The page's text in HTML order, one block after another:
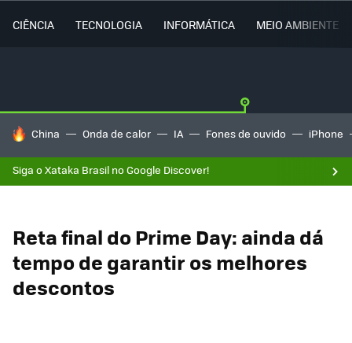
CIÊNCIA TECNOLOGIA INFORMÁTICA MEIO AMBIENTE
TENDÊNCIAS DO DIA
China Onda de calor IA Fones de ouvido iPhone
Siga o Xataka Brasil no Google Discover!
Reta final do Prime Day: ainda dá
tempo de garantir os melhores
descontos